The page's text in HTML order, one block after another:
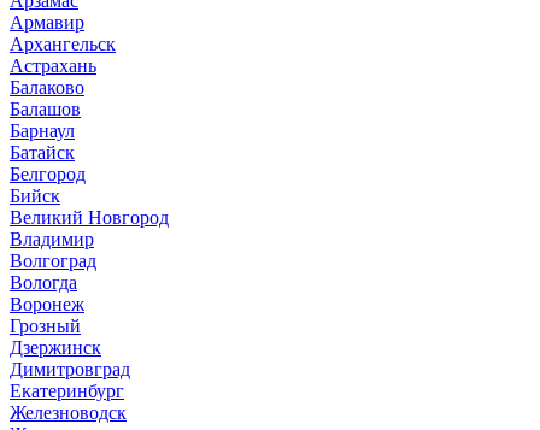
Армавир
Архангельск
Астрахань
Балаково
Балашов
Барнаул
Батайск
Белгород
Бийск
Великий Новгород
Владимир
Волгоград
Вологда
Воронеж
Грозный
Дзержинск
Димитровград
Екатеринбург
Железноводск